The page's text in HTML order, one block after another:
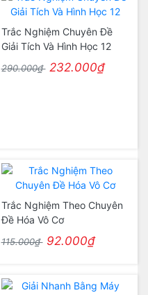
Trắc Nghiệm Chuyên Đề
Giải Tích Và Hình Học 12
290.000₫ 232.000₫
Trắc Nghiệm Theo Chuyên
Đề Hóa Vô Cơ
115.000₫ 92.000₫